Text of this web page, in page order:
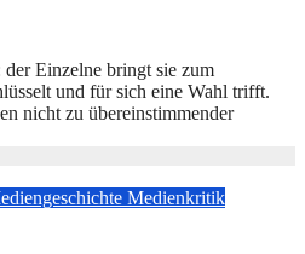
Einzelne bringt sie zum
und für sich eine Wahl trifft.
nicht zu übereinstimmender
Medienkritik